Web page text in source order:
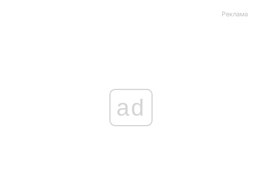
Реклама
ad